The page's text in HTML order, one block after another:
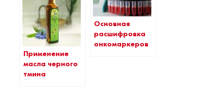
Применение
масла черного
тмина
Основная
расшифровка
онкомаркеров